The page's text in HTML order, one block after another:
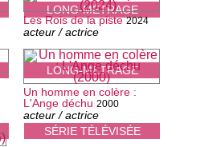
LONG-MÉTRAGE
LONG-MÉTRAGE
Les Rois de la piste 2024
acteur / actrice
SÉRIE TÉLÉVISÉE
Un homme en colère :
L'Ange déchu 2000
acteur / actrice